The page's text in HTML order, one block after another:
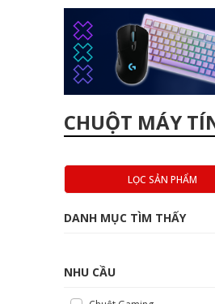
CHUỘT MÁY
LỌC SẢN PHẨM
DANH MỤC TÌM THẤY
NHU CẦU